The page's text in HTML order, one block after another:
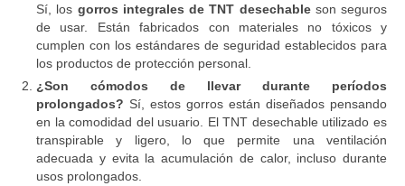
Sí, los gorros integrales de TNT desechableson seguros
de usar. Están fabricados con materiales no tóxicos y
cumplen con los estándares de seguridad establecidos para
los productos de protección personal.
¿Son cómodos de llevar durante períodos
prolongados? Sí, estos gorros están diseñados pensando
en la comodidad del usuario. El TNT desechable utilizado es
transpirable y ligero, lo que permite una ventilación
adecuada y evita la acumulación de calor, incluso durante
usos prolongados.